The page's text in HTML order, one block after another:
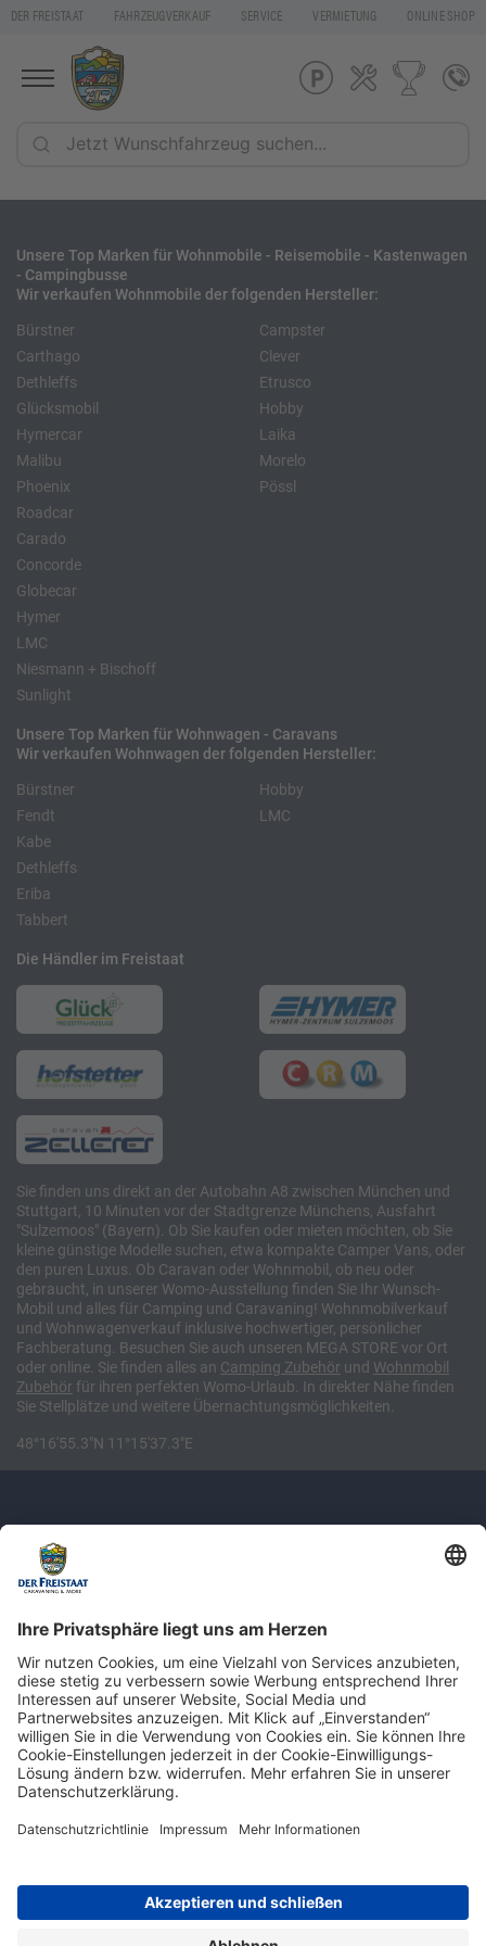
DER FREISTAAT FAHRZEUGVERKAUF SERVICE VERMIETUNG ONLINE SHOP
Unsere Top Marken für Wohnmobile - Reisemobile - Kastenwagen
- Campingbusse
Wir verkaufen Wohnmobile der folgenden Hersteller:
Bürstner
Carthago
Dethleffs
Glücksmobil
Hymercar
Malibu
Phoenix
Roadcar
Campster
Clever
Etrusco
Hobby
Laika
Morelo
Pössl
Carado
Concorde
Globecar
Hymer
LMC
Niesmann + Bischoff
Sunlight
Unsere Top Marken für Wohnwagen - Caravans
Wir verkaufen Wohnwagen der folgenden Hersteller:
Bürstner
Fendt
Kabe
Hobby
LMC
Dethleffs
Eriba
Tabbert
Die Händler im Freistaat
Sie finden uns direkt an der Autobahn A8 zwischen München und
Stuttgart, 10 Minuten vor der Stadtgrenze Münchens, Ausfahrt
"Sulzemoos" (Bayern). Ob Sie kaufen oder mieten möchten, ob Sie
kleine günstige Modelle suchen, etwa kompakte Camper Vans, oder
den puren Luxus. Ob Caravan oder Wohnmobil, ob neu oder
gebraucht, in unserer Womo-Ausstellung finden Sie Ihr Wunsch-
Mobil und alles für Camping und Caravaning! Wohnmobilverkauf
und Wohnwagenverkauf inklusive hochwertiger, persönlicher
Fachberatung. Besuchen Sie auch unseren MEGA STORE vor Ort
oder online. Sie finden alles an Camping Zubehör und Wohnmobil
Zubehör für ihren perfekten Womo-Urlaub. In direkter Nähe finden
Sie Stellplätze und weitere Übernachtungsmöglichkeiten.
48°16'55.3"N 11°15'37.3"E
Newsletter: Jetzt auf
shop.derfreistaat.de anmelden und
einen 5€ Gutschein für unseren Online-
Shop erhalten!*
Impressum Datenschutz Barrierefreiheit